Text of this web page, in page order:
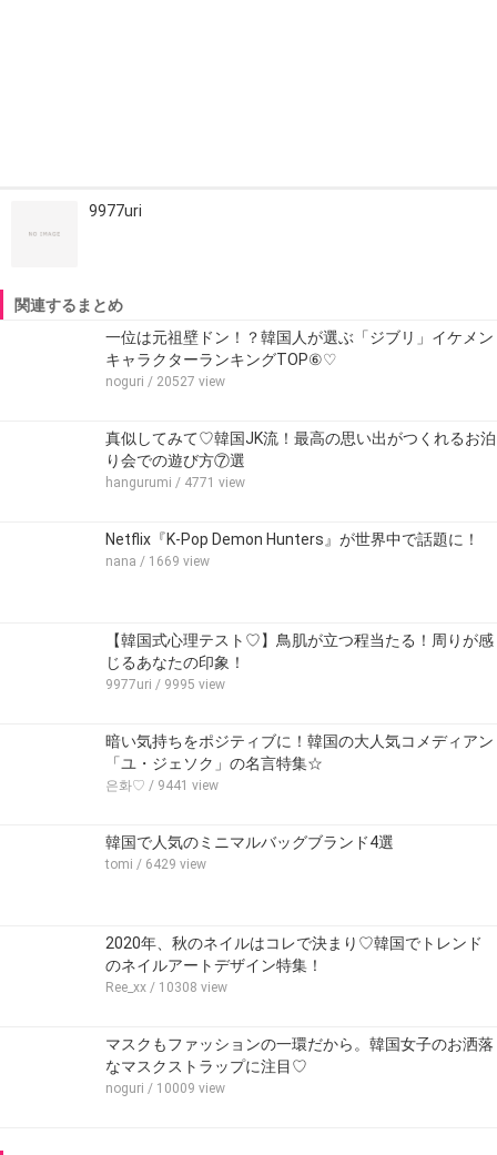
9977uri
関連するまとめ
一位は元祖壁ドン！？韓国人が選ぶ「ジブリ」イケメン
キャラクターランキングTOP⑥♡
noguri / 20527 view
真似してみて♡韓国JK流！最高の思い出がつくれるお泊
り会での遊び方⑦選
hangurumi / 4771 view
Netflix『K-Pop Demon Hunters』が世界中で話題に！
nana / 1669 view
【韓国式心理テスト♡】鳥肌が立つ程当たる！周りが感
じるあなたの印象！
9977uri / 9995 view
暗い気持ちをポジティブに！韓国の大人気コメディアン
「ユ・ジェソク」の名言特集☆
은화♡ / 9441 view
韓国で人気のミニマルバッグブランド4選
tomi / 6429 view
2020年、秋のネイルはコレで決まり♡韓国でトレンド
のネイルアートデザイン特集！
Ree_xx / 10308 view
マスクもファッションの一環だから。韓国女子のお洒落
なマスクストラップに注目♡
noguri / 10009 view